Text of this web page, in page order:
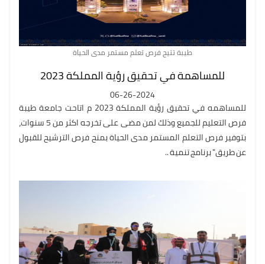
طيبة تتيح فرص تعلم مستمر مدى الحياة
للمساهمة في تحقيق رؤية المملكة 2023
06-26-2024
للمساهمه في تحقيق رؤية المملكة 2023 م اتاحت جامعة طيبة
فرص التعليم للجميع وذلك لمن مضى على تخرجه اكثر من 5 سنوات،
بتوفير فرص التعلم المستمر مدى الحياة بمنح فرص الترشيح للقبول
عن طريق" برنامج تنمية ..